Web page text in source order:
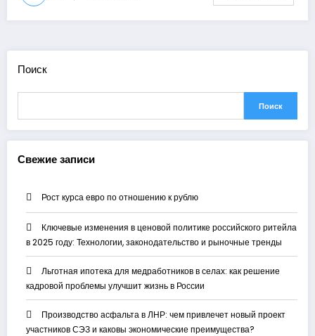
Поиск
Поиск
Свежие записи
Рост курса евро по отношению к рублю
Ключевые изменения в ценовой политике российского ритейла
в 2025 году: Технологии, законодательство и рыночные тренды
Льготная ипотека для медработников в селах: как решение
кадровой проблемы улучшит жизнь в России
Производство асфальта в ЛНР: чем привлечет новый проект
участников СЭЗ и каковы экономические преимущества?